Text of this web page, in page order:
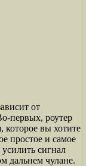
от
первых, роутер
которое вы хотите
простое и самое
сигнал
дальнем чулане.